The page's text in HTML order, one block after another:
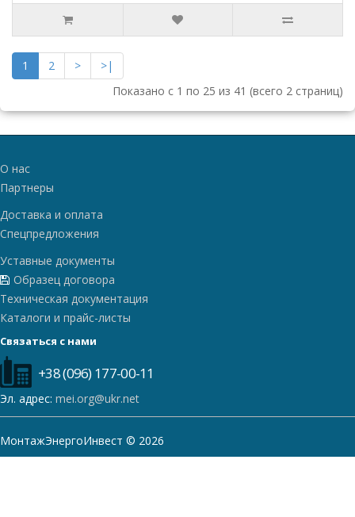
1 2 >
>|
Показано с 1 по 25 из 41 (всего 2 страниц)
О нас
Партнеры
Доставка и оплата
Спецпредложения
Уставные документы
Образец договора
Техническая документация
Каталоги и прайс-листы
Связаться с нами
+38 (096) 177-00-11
Эл. адрес: mei.org@ukr.net
МонтажЭнергоИнвест © 2026